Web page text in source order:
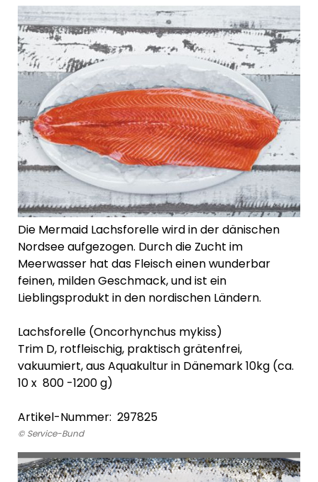
Die Mermaid Lachsforelle wird in der dänischen
Nordsee aufgezogen. Durch die Zucht im
Meerwasser hat das Fleisch einen wunderbar
feinen, milden Geschmack, und ist ein
Lieblingsprodukt in den nordischen Ländern.
Lachsforelle (Oncorhynchus mykiss)
Trim D, rotfleischig, praktisch grätenfrei,
vakuumiert, aus Aquakultur in Dänemark 10kg (ca.
10 x 800 -1200 g)
Artikel-Nummer: 297825
© Service-Bund